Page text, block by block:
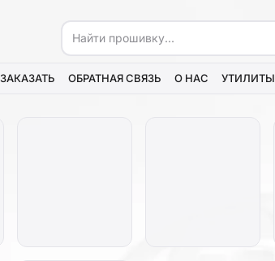
ЗАКАЗАТЬ ОБРАТНАЯ СВЯЗЬ О НАС УТИЛИТЫ